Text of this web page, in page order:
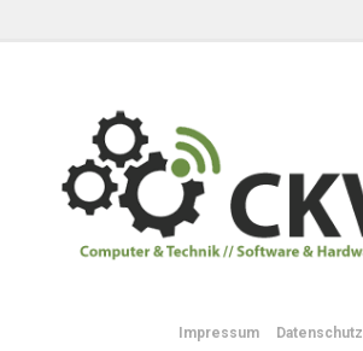
Impressum Datenschutz